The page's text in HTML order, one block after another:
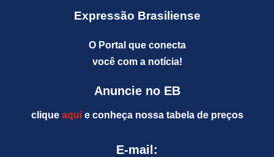
Expressão Brasiliense
O Portal que conecta
você com a notícia!
Anuncie no EB
clique aquie conheça nossa tabela de preços
E-mail: